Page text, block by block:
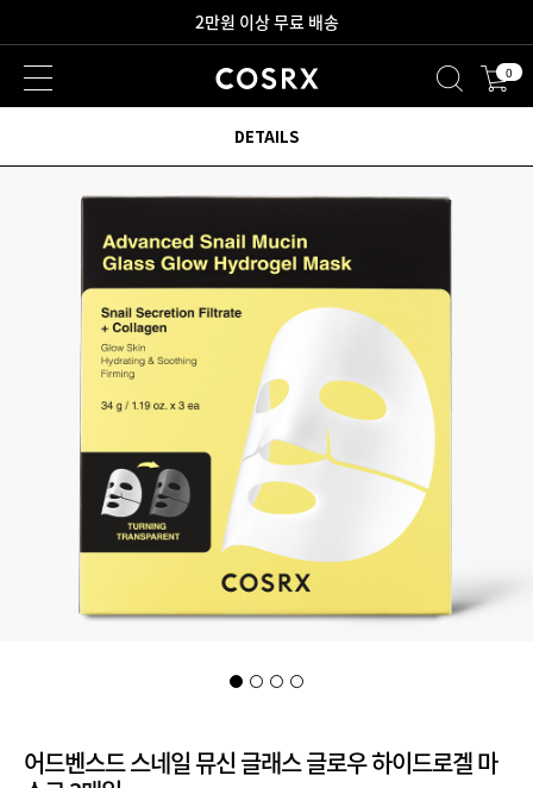
새로워진 회원 혜택을 만나보세요!
2만원 이상 무료 배송 0
어드벤스드 스네일 뮤신 글래스 글로우 하이드로겔 마
DETAILS